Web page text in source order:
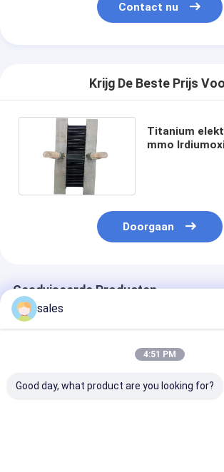
Contact nu
Krijg De Beste Prijs
Titanium
mmo
Doorgaan
Geadviseerde Producten
sales
4:51 PM
Good day, what product are you looking for?